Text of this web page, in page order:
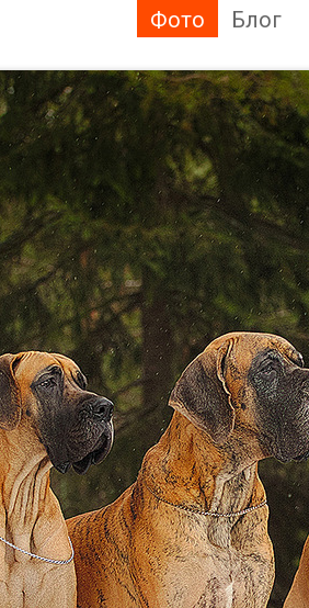
Фото Блог